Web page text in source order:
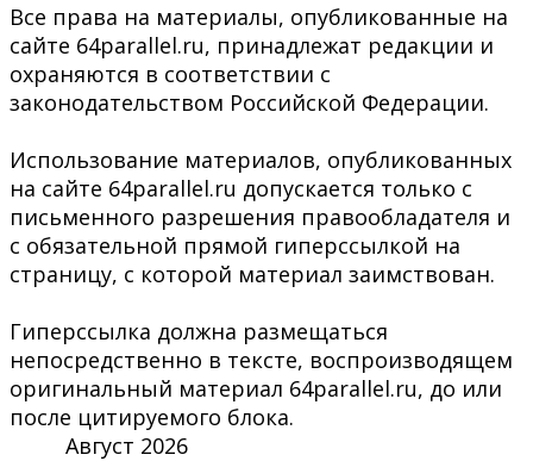
Все права на материалы, опубликованные на
сайте 64parallel.ru, принадлежат редакции и
охраняются в соответствии с
законодательством Российской Федерации.
Использование материалов, опубликованных
на сайте 64parallel.ru допускается только с
письменного разрешения правообладателя и
с обязательной прямой гиперссылкой на
страницу, с которой материал заимствован.
Гиперссылка должна размещаться
непосредственно в тексте, воспроизводящем
оригинальный материал 64parallel.ru, до или
после цитируемого блока.
Август 2026